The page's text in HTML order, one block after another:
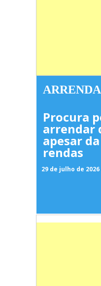
Procura
arrendar
apesar
rendas
29 de julho de 2026